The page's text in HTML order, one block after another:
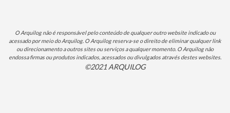
O Arquilog não é responsável pelo conteúdo de qualquer outro website indicado ou
acessado por meio do Arquilog. O Arquilog reserva-se o direito de eliminar qualquer link
ou direcionamento a outros sites ou serviços a qualquer momento. O Arquilog não
endossa firmas ou produtos indicados, acessados ou divulgados através destes websites.
©2021 ARQUILOG